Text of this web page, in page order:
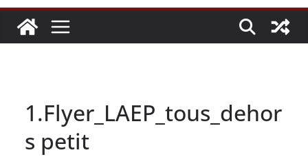
1.Flyer_LAEP_tous_dehor
s petit